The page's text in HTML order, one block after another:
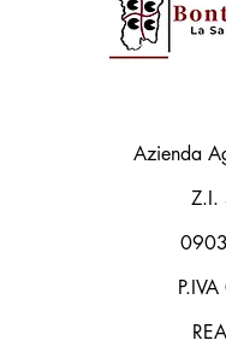
Azienda
Z.I.